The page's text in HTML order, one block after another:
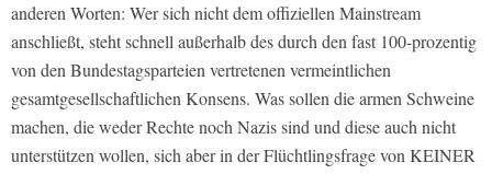
anderen Worten: Wer sich nicht dem offiziellen Mainstream
anschließt, steht schnell außerhalb des durch den fast 100-prozentig
von den Bundestagsparteien vertretenen vermeintlichen
gesamtgesellschaftlichen Konsens. Was sollen die armen Schweine
machen, die weder Rechte noch Nazis sind und diese auch nicht
unterstützen wollen, sich aber in der Flüchtlingsfrage von KEINER